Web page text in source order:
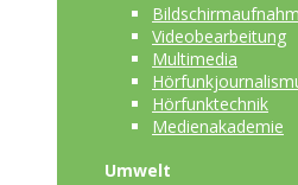
Videobearbeitung
Multimedia
Hörfunktechnik
Medienakademie
Umwelt